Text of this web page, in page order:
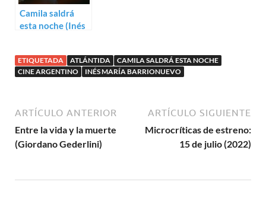
Camila saldrá
esta noche (Inés
ETIQUETADA ATLÁNTIDA
CAMILA SALDRÁ ESTA NOCHE
CINE ARGENTINO
INÉS MARÍA BARRIONUEVO
ARTÍCULO ANTERIOR
Entre la vida y la muerte
(Giordano Gederlini)
ARTÍCULO SIGUIENTE
Microcríticas de estreno:
15 de julio (2022)